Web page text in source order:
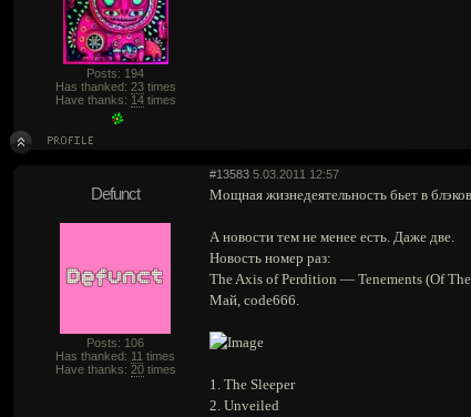
Posts: 194
Has thanked: 23times
Have thanks: 14times
#13583 5.03.2011 12:57
Defunct
Posts: 106
Has thanked: 11 times
Have thanks: 20times
Мощная жизнедеятельность бьет в
А новости тем не менее есть. Даже две.
Новость номер раз:
The Axis of Perdition — Tenements (Of
Май, code666.
1. The Sleeper
2. Unveiled